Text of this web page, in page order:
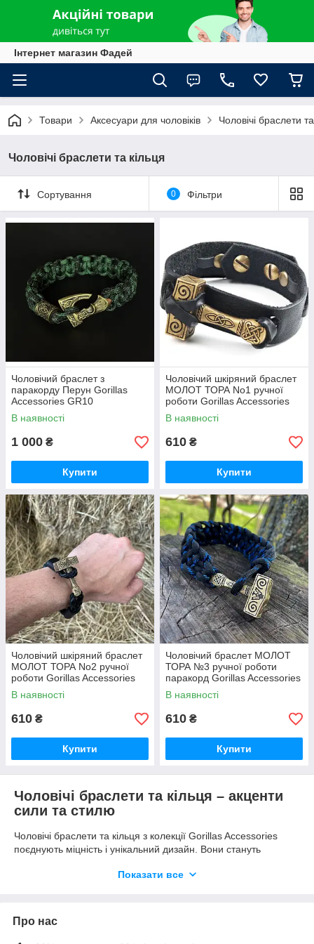
Інтернет магазин Фадей
Товари Аксесуари для чоловіків Чоловічі браслети
Чоловічі браслети та кільця
Сортування 0 Фільтри
Чоловічий браслет з
паракорду Перун Gorillas
Accessories GR10
В наявності
1 000 ₴
Купити
Чоловічий шкіряний браслет
МОЛОТ ТОРА No1 ручної
роботи Gorillas Accessories
GR7
В наявності
610 ₴
Купити
Чоловічий шкіряний браслет
МОЛОТ ТОРА No2 ручної
роботи Gorillas Accessories
GR8
В наявності
610 ₴
Купити
Чоловічий браслет МОЛОТ
ТОРА №3 ручної роботи
паракорд Gorillas Accessories
GR9
В наявності
610 ₴
Купити
Чоловічі браслети та кільця – акценти
сили та стилю
Чоловічі браслети та кільця з колекції Gorillas Accessories
поєднують міцність і унікальний дизайн. Вони стануть
подарунком для сильного чоловіка.
Показати все
Про нас